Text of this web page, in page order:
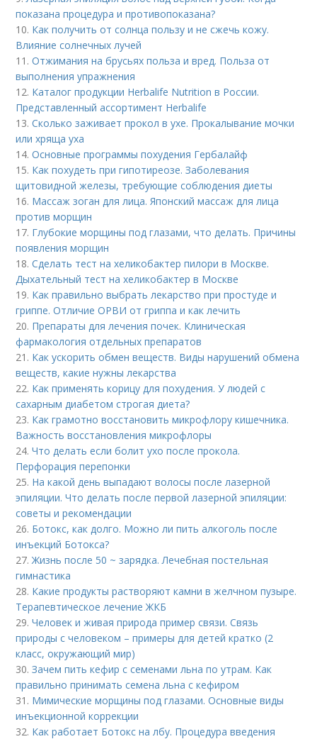
показана процедура и противопоказана?
10. Как получить от солнца пользу и не сжечь кожу.
Влияние солнечных лучей
11.Отжимания на брусьях польза и вред. Польза от
выполнения упражнения
12. Каталог продукции Herbalife Nutrition в России.
Представленный ассортимент Herbalife
13.Сколько заживает прокол в ухе. Прокалывание мочки
или хряща уха
14.Основные программы похудения Гербалайф
15. Как похудеть при гипотиреозе. Заболевания
щитовидной железы, требующие соблюдения диеты
16. Массаж зоган для лица. Японский массаж для лица
против морщин
17. Глубокие морщины под глазами, что делать. Причины
появления морщин
18.Сделать тест на хеликобактер пилори в Москве.
Дыхательный тест на хеликобактер в Москве
19. Как правильно выбрать лекарство при простуде и
гриппе. Отличие ОРВИ от гриппа и как лечить
20. Препараты для лечения почек. Клиническая
фармакология отдельных препаратов
21. Как ускорить обмен веществ. Виды нарушений обмена
веществ, какие нужны лекарства
22. Как применять корицу для похудения. У людей с
сахарным диабетом строгая диета?
23. Как грамотно восстановить микрофлору кишечника.
Важность восстановления микрофлоры
24.Что делать если болит ухо после прокола.
Перфорация перепонки
25. На какой день выпадают волосы после лазерной
эпиляции. Что делать после первой лазерной эпиляции:
советы и рекомендации
26. Ботокс, как долго. Можно ли пить алкоголь после
инъекций Ботокса?
27.Жизнь после 50 ~ зарядка. Лечебная постельная
гимнастика
28. Какие продукты растворяют камни в желчном пузыре.
Терапевтическое лечение ЖКБ
29.Человек и живая природа пример связи. Связь
природы с человеком – примеры для детей кратко (2
класс, окружающий мир)
30.Зачем пить кефир с семенами льна по утрам. Как
правильно принимать семена льна с кефиром
31. Мимические морщины под глазами. Основные виды
инъекционной коррекции
32. Как работает Ботокс на лбу. Процедура введения